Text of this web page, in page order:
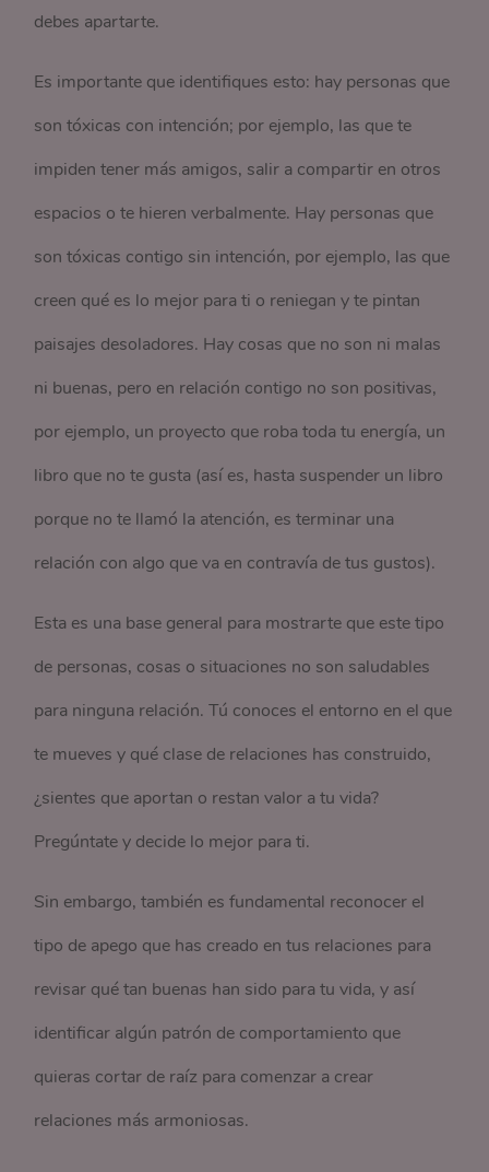
debes apartarte.
Es importante que identifiques esto: hay personas que
son tóxicas con intención; por ejemplo, las que te
impiden tener más amigos, salir a compartir en otros
espacios o te hieren verbalmente. Hay personas que
son tóxicas contigo sin intención, por ejemplo, las que
creen qué es lo mejor para ti o reniegan y te pintan
paisajes desoladores. Hay cosas que no son ni malas
ni buenas, pero en relación contigo no son positivas,
por ejemplo, un proyecto que roba toda tu energía, un
libro que no te gusta (así es, hasta suspender un libro
porque no te llamó la atención, es terminar una
relación con algo que va en contravía de tus gustos).
Esta es una base general para mostrarte que este tipo
de personas, cosas o situaciones no son saludables
para ninguna relación. Tú conoces el entorno en el que
te mueves y qué clase de relaciones has construido,
¿sientes que aportan o restan valor a tu vida?
Pregúntate y decide lo mejor para ti.
Sin embargo, también es fundamental reconocer el
tipo de apego que has creado en tus relaciones para
revisar qué tan buenas han sido para tu vida, y así
identificar algún patrón de comportamiento que
quieras cortar de raíz para comenzar a crear
relaciones más armoniosas.